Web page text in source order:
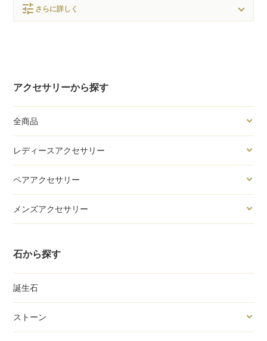
アクセサリーから探す
全商品
レディースアクセサリー
ペアアクセサリー
メンズアクセサリー
石から探す
誕生石
ストーン
tune さらに詳しく